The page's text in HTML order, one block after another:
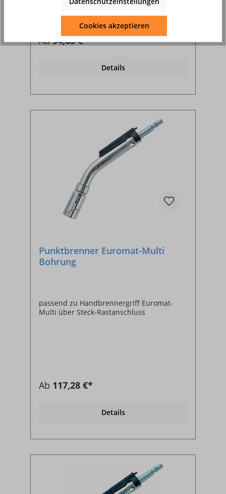
Ab94,65 €*
Details
Punktbrenner Euromat-Multi
Bohrung
passend zu Handbrennergriff Euromat-
Multi über Steck-Rastanschluss
Ab 117,28 €*
Details
Cookies akzeptieren